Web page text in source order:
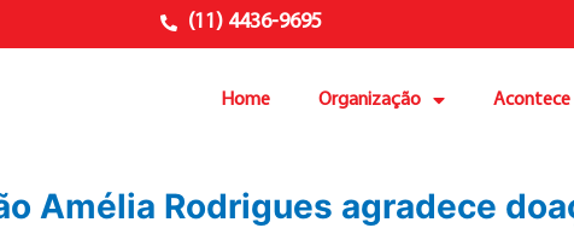
(11) 4436-9695
Home Organização Acontece
Amélia Rodrigues agradece